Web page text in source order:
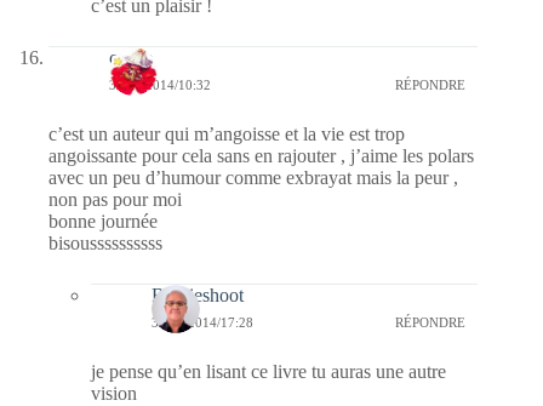
c’est un plaisir !
cerise
30/12/2014/10:32 RÉPONDRE
c’est un auteur qui m’angoisse et la vie est trop
angoissante pour cela sans en rajouter , j’aime les polars
avec un peu d’humour comme exbrayat mais la peur ,
non pas pour moi
bonne journée
bisoussssssssss
Bernieshoot
31/12/2014/17:28 RÉPONDRE
je pense qu’en lisant ce livre tu auras une autre
vision